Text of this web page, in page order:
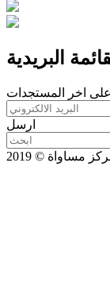
البريدية
على اخر المستجدات
ارسل
مساواة © 2019